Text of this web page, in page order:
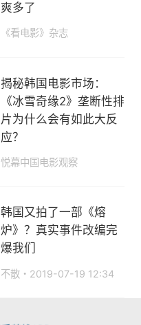
爽多了
《看电影》杂志
揭秘韩国电影市场：
《冰雪奇缘2》垄断性排
片为什么会有如此大反
应？
悦幕中国电影观察
韩国又拍了一部《熔
炉》？真实事件改编完
爆我们
不散 2019-07-19 12:34